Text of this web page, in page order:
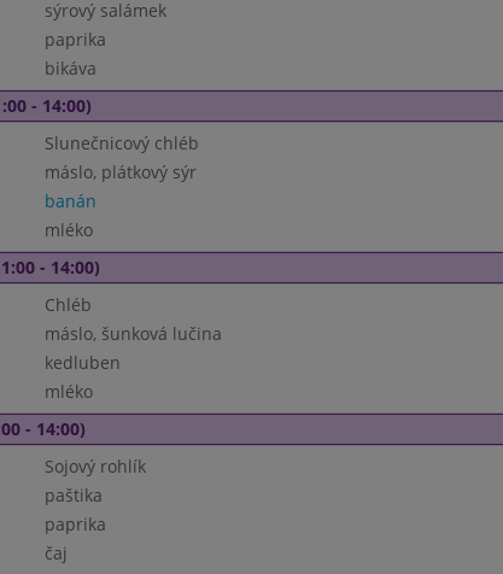
sýrový salámek
paprika
bikáva
- 14:00)
Slunečnicový chléb
máslo, plátkový sýr
banán
mléko
- 14:00)
Chléb
máslo, šunková lučina
kedluben
mléko
- 14:00)
Sojový rohlík
paštika
paprika
čaj